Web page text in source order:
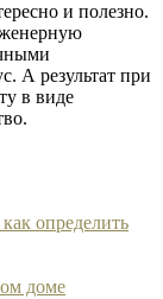
и полезно.
А результат при
в виде
определить
доме